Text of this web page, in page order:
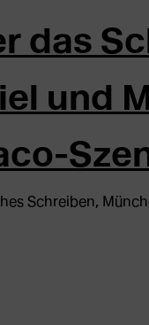
das
und
Schreiben,